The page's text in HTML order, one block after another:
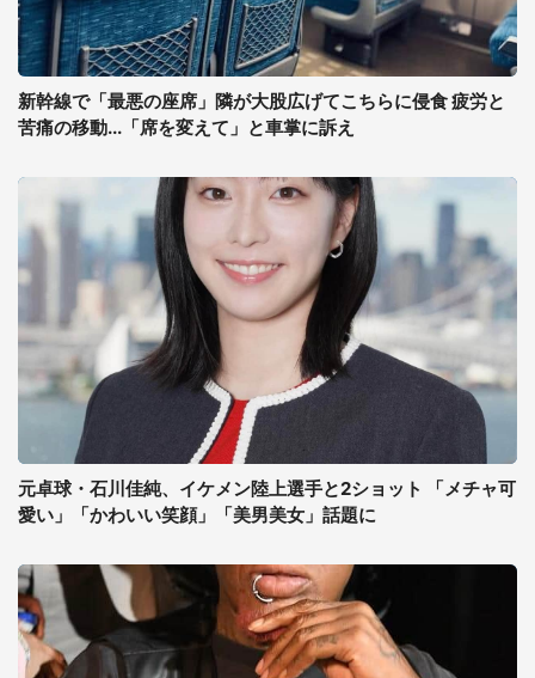
新幹線で「最悪の座席」隣が大股広げてこちらに侵食 疲労と
苦痛の移動...「席を変えて」と車掌に訴え
元卓球・石川佳純、イケメン陸上選手と2ショット 「メチャ可
愛い」「かわいい笑顔」「美男美女」話題に